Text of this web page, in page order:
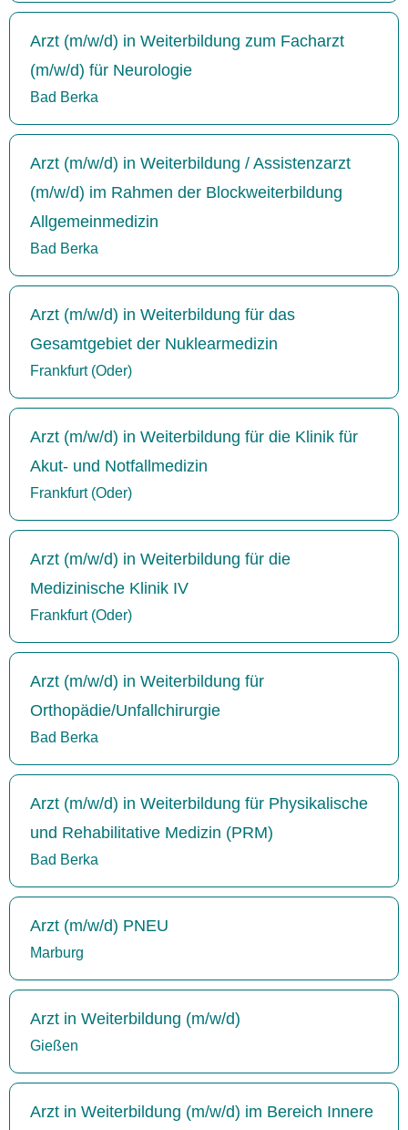
Arzt (m/w/d) in Weiterbildung zum Facharzt
(m/w/d) für Neurologie
Bad Berka
Arzt (m/w/d) in Weiterbildung / Assistenzarzt
(m/w/d) im Rahmen der Blockweiterbildung
Allgemeinmedizin
Bad Berka
Arzt (m/w/d) in Weiterbildung für das
Gesamtgebiet der Nuklearmedizin
Frankfurt (Oder)
Arzt (m/w/d) in Weiterbildung für die Klinik für
Akut- und Notfallmedizin
Frankfurt (Oder)
Arzt (m/w/d) in Weiterbildung für die
Medizinische Klinik IV
Frankfurt (Oder)
Arzt (m/w/d) in Weiterbildung für
Orthopädie/Unfallchirurgie
Bad Berka
Arzt (m/w/d) in Weiterbildung für Physikalische
und Rehabilitative Medizin (PRM)
Bad Berka
Arzt (m/w/d) PNEU
Marburg
Arzt in Weiterbildung (m/w/d)
Gießen
Arzt in Weiterbildung (m/w/d) im Bereich Innere